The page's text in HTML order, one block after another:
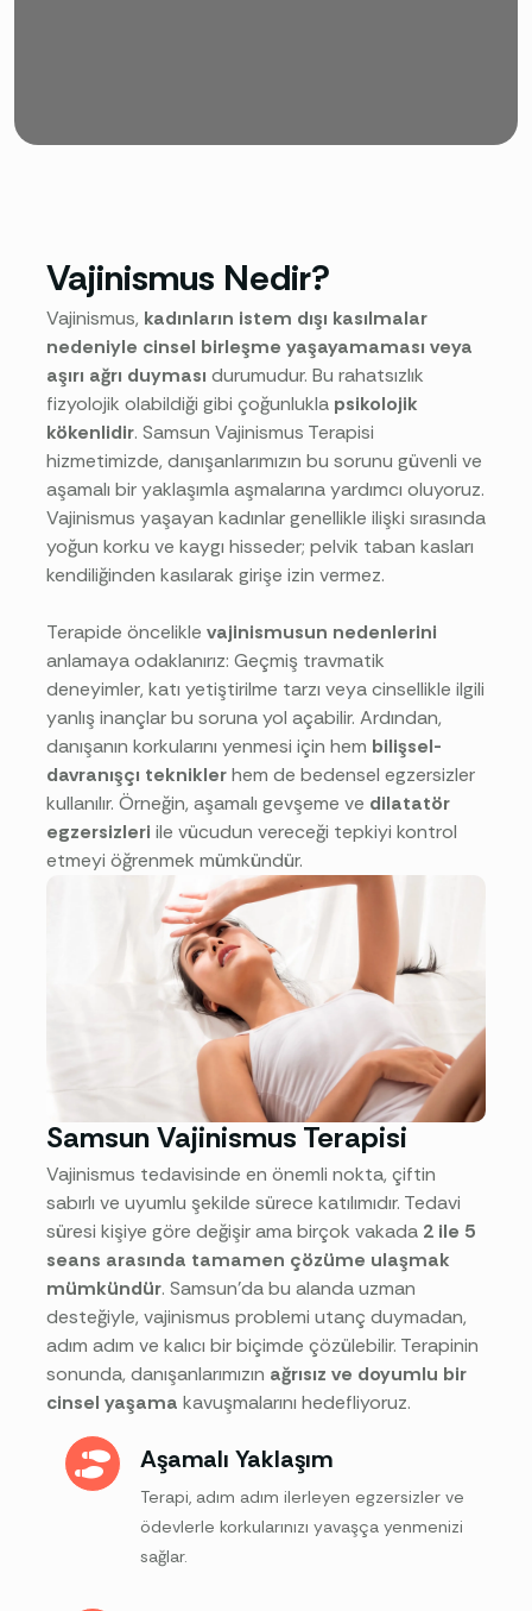
Vajinismus Nedir?
Vajinismus, kadınların istem dışı kasılmalar
nedeniyle cinsel birleşme yaşayamaması veya
aşırı ağrı duyması durumudur. Bu rahatsızlık
fizyolojik olabildiği gibi çoğunlukla psikolojik
kökenlidir. Samsun Vajinismus Terapisi
hizmetimizde, danışanlarımızın bu sorunu güvenli ve
aşamalı bir yaklaşımla aşmalarına yardımcı oluyoruz.
Vajinismus yaşayan kadınlar genellikle ilişki sırasında
yoğun korku ve kaygı hisseder; pelvik taban kasları
kendiliğinden kasılarak girişe izin vermez.
Terapide öncelikle vajinismusun nedenlerini
anlamaya odaklanırız: Geçmiş travmatik
deneyimler, katı yetiştirilme tarzı veya cinsellikle ilgili
yanlış inançlar bu soruna yol açabilir. Ardından,
danışanın korkularını yenmesi için hem bilişsel-
davranışçı tekniklerhem de bedensel egzersizler
kullanılır. Örneğin, aşamalı gevşeme ve dilatatör
egzersizleri ile vücudun vereceği tepkiyi kontrol
etmeyi öğrenmek mümkündür.
Samsun Vajinismus Terapisi
Vajinismus tedavisinde en önemli nokta, çiftin
sabırlı ve uyumlu şekilde sürece katılımıdır. Tedavi
süresi kişiye göre değişir ama birçok vakada 2 ile 5
seans arasında tamamen çözüme ulaşmak
mümkündür. Samsun’da bu alanda uzman
desteğiyle, vajinismus problemi utanç duymadan,
adım adım ve kalıcı bir biçimde çözülebilir. Terapinin
sonunda, danışanlarımızın ağrısız ve doyumlu bir
cinsel yaşama kavuşmalarını hedefliyoruz.
Aşamalı Yaklaşım
Terapi, adım adım ilerleyen egzersizler ve
ödevlerle korkularınızı yavaşça yenmenizi
sağlar.